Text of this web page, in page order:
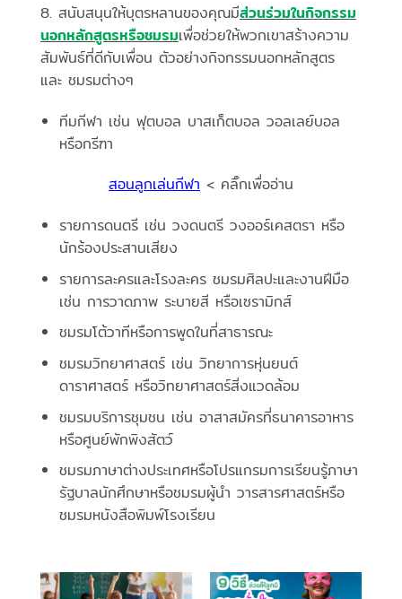
8. สนับสนุนให้บุตรหลานของคุณมีส่วนร่วมในกิจกรรม
นอกหลักสูตรหรือชมรมเพื่อช่วยให้พวกเขาสร้างความ
สัมพันธ์ที่ดีกับเพื่อน ตัวอย่างกิจกรรมนอกหลักสูตร
และ ชมรมต่างๆ
ทีมกีฬา เช่น ฟุตบอล บาสเก็ตบอล วอลเลย์บอล
หรือกรีฑา
สอนลูกเล่นกีฬา < คลิ๊กเพื่ออ่าน
รายการดนตรี เช่น วงดนตรี วงออร์เคสตรา หรือ
นักร้องประสานเสียง
รายการละครและโรงละคร ชมรมศิลปะและงานฝีมือ
เช่น การวาดภาพ ระบายสี หรือเซรามิกส์
ชมรมโต้วาทีหรือการพูดในที่สาธารณะ
ชมรมวิทยาศาสตร์ เช่น วิทยาการหุ่นยนต์
ดาราศาสตร์ หรือวิทยาศาสตร์สิ่งแวดล้อม
ชมรมบริการชุมชน เช่น อาสาสมัครที่ธนาคารอาหาร
หรือศูนย์พักพิงสัตว์
ชมรมภาษาต่างประเทศหรือโปรแกรมการเรียนรู้ภาษา
รัฐบาลนักศึกษาหรือชมรมผู้นำ วารสารศาสตร์หรือ
ชมรมหนังสือพิมพ์โรงเรียน